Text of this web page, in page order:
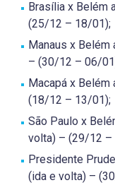
Brasília x Belém
(25/12 – 18/01);
Manaus x Belém
– (30/12 – 06/
Macapá x Belém
(18/12 – 13/01);
São Paulo x
volta) – (29/12 –
Presidente
(ida e volta) –